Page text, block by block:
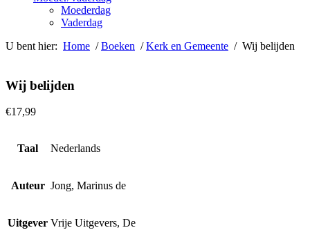
Moederdag
Vaderdag
U bent hier: Home /Boeken /Kerk en Gemeente / Wij belijden
Wij belijden
€17,99
Taal Nederlands
Auteur Jong, Marinus de
Uitgever Vrije Uitgevers, De